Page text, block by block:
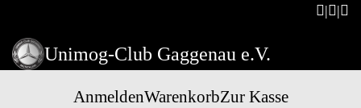
Unimog-Club Gaggenau e.V.
AnmeldenWarenkorbZur Kasse